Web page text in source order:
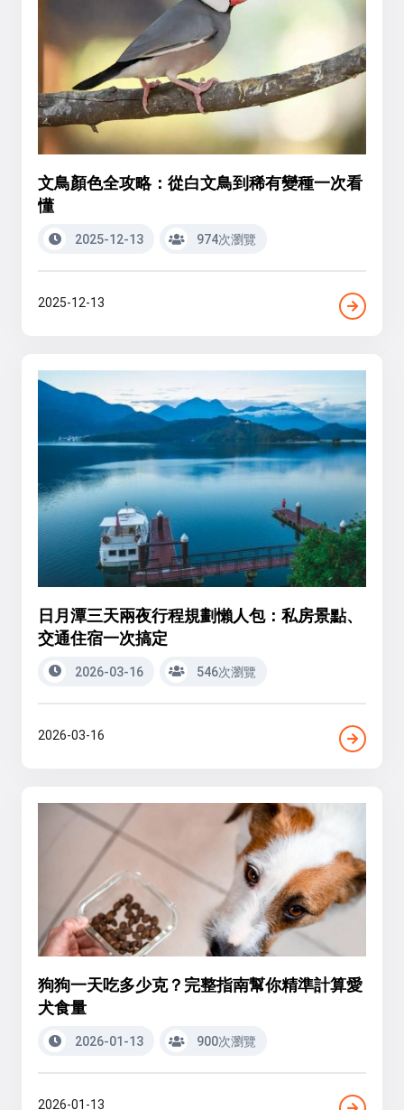
文鳥顏色全攻略：從白文鳥到稀有變種一次看
懂
2025-12-13 974次瀏覽
2025-12-13
日月潭三天兩夜行程規劃懶人包：私房景點、
交通住宿一次搞定
2026-03-16 546次瀏覽
2026-03-16
狗狗一天吃多少克？完整指南幫你精準計算愛
犬食量
2026-01-13 900次瀏覽
2026-01-13